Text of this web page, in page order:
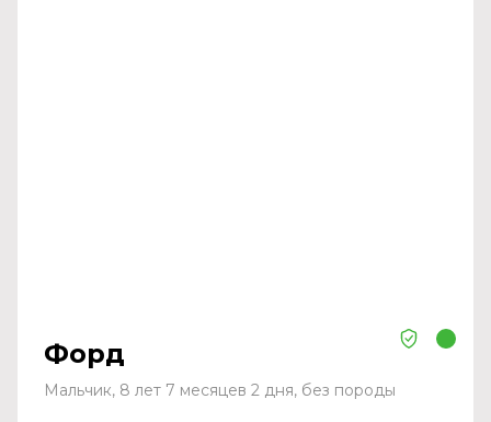
Форд
Мальчик, 8 лет 7 месяцев 2 дня, без породы